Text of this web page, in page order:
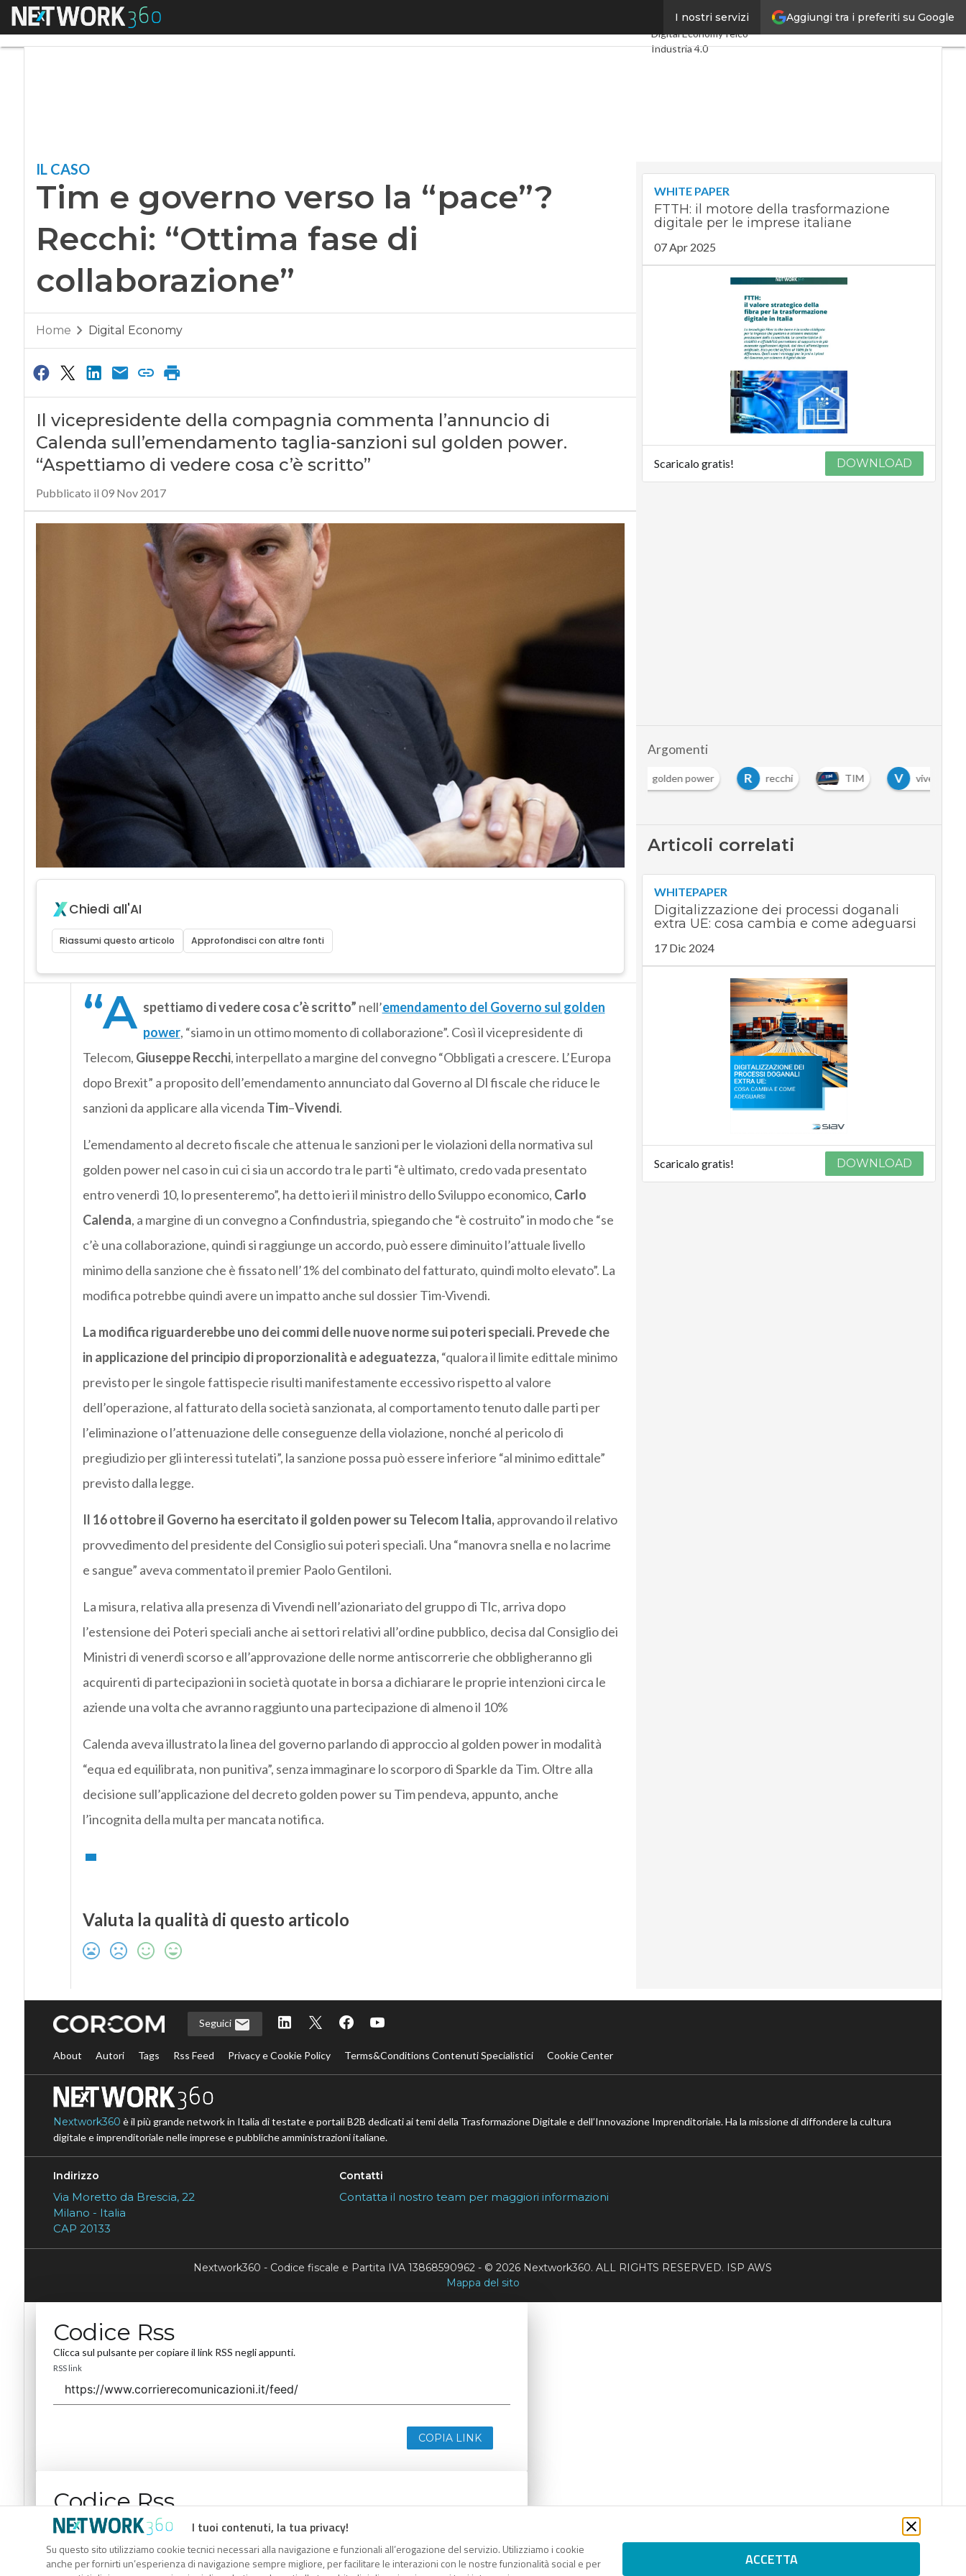
Aggiungi tra i preferiti su Google
I nostri servizi
Menu
Ultimi articoli
Digital EconomyTelco
Industria 4.0
IL CASO
Tim e governo verso la “pace”?
Recchi: “Ottima fase di
collaborazione”
Home Digital Economy
Il vicepresidente della compagnia commenta l’annuncio di
Calenda sull’emendamento taglia-sanzioni sul golden power.
“Aspettiamo di vedere cosa c’è scritto”
Pubblicato il 09 Nov 2017
Chiedi all'AI
Riassumi questo articolo Approfondisci con altre fonti
“A spettiamo di vedere cosa c’è scritto” nell’emendamento del Governo sul golden
power, “siamo in un ottimo momento di collaborazione”. Così il vicepresidente di
Telecom, Giuseppe Recchi, interpellato a margine del convegno “Obbligati a crescere. L’Europa
dopo Brexit” a proposito dell’emendamento annunciato dal Governo al Dl fiscale che riduce le
sanzioni da applicare alla vicenda Tim–Vivendi.
L’emendamento al decreto fiscale che attenua le sanzioni per le violazioni della normativa sul
golden power nel caso in cui ci sia un accordo tra le parti “è ultimato, credo vada presentato
entro venerdì 10, lo presenteremo”, ha detto ieri il ministro dello Sviluppo economico, Carlo
Calenda, a margine di un convegno a Confindustria, spiegando che “è costruito” in modo che “se
c’è una collaborazione, quindi si raggiunge un accordo, può essere diminuito l’attuale livello
minimo della sanzione che è fissato nell’1% del combinato del fatturato, quindi molto elevato”. La
modifica potrebbe quindi avere un impatto anche sul dossier Tim-Vivendi.
La modifica riguarderebbe uno dei commi delle nuove norme sui poteri speciali. Prevede che
in applicazione del principio di proporzionalità e adeguatezza,“qualora il limite edittale minimo
previsto per le singole fattispecie risulti manifestamente eccessivo rispetto al valore
dell’operazione, al fatturato della società sanzionata, al comportamento tenuto dalle parti per
l’eliminazione o l’attenuazione delle conseguenze della violazione, nonché al pericolo di
pregiudizio per gli interessi tutelati”, la sanzione possa può essere inferiore “al minimo edittale”
previsto dalla legge.
Il 16 ottobre il Governo ha esercitato il golden power su Telecom Italia,approvando il relativo
provvedimento del presidente del Consiglio sui poteri speciali. Una “manovra snella e no lacrime
e sangue” aveva commentato il premier Paolo Gentiloni.
La misura, relativa alla presenza di Vivendi nell’azionariato del gruppo di Tlc, arriva dopo
l’estensione dei Poteri speciali anche ai settori relativi all’ordine pubblico, decisa dal Consiglio dei
Ministri di venerdì scorso e all’approvazione delle norme antiscorrerie che obbligheranno gli
acquirenti di partecipazioni in società quotate in borsa a dichiarare le proprie intenzioni circa le
aziende una volta che avranno raggiunto una partecipazione di almeno il 10%
Calenda aveva illustrato la linea del governo parlando di approccio al golden power in modalità
“equa ed equilibrata, non punitiva”, senza immaginare lo scorporo di Sparkle da Tim. Oltre alla
decisione sull’applicazione del decreto golden power su Tim pendeva, appunto, anche
l’incognita della multa per mancata notifica.
Valuta la qualità di questo articolo
WHITE PAPER
FTTH: il motore della trasformazione
digitale per le imprese italiane
07 Apr 2025
Scaricalo gratis! DOWNLOAD
Argomenti
C
golden power recchi TIM vivendi
Articoli correlati
WHITEPAPER
Digitalizzazione dei processi doganali
extra UE: cosa cambia e come adeguarsi
17 Dic 2024
Scaricalo gratis! DOWNLOAD
I tuoi contenuti, la tua privacy!
Su questo sito utilizziamo cookie tecnici necessari alla navigazione e funzionali all’erogazione del servizio. Utilizziamo i cookie
anche per fornirti un’esperienza di navigazione sempre migliore, per facilitare le interazioni con le nostre funzionalità social e per
ACCETTA
Seguici
About Autori Tags Rss Feed Privacy e Cookie Policy Terms&Conditions Contenuti Specialistici Cookie Center
Nextwork360 è il più grande network in Italia di testate e portali B2B dedicati ai temi della Trasformazione Digitale e dell’Innovazione Imprenditoriale. Ha la missione di diffondere la cultura
digitale e imprenditoriale nelle imprese e pubbliche amministrazioni italiane.
Indirizzo
Via Moretto da Brescia, 22
Milano - Italia
CAP 20133
Contatti
Contatta il nostro team per maggiori informazioni
Nextwork360 - Codice fiscale e Partita IVA 13868590962 - © 2026 Nextwork360. ALL RIGHTS RESERVED. ISP AWS
Mappa del sito
Codice Rss
Clicca sul pulsante per copiare il link RSS negli appunti.
RSS link
COPIA LINK
Codice Rss
Clicca sul pulsante per copiare il link RSS negli appunti.
RSS link